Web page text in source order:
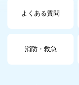
よくある質問
消防・救急